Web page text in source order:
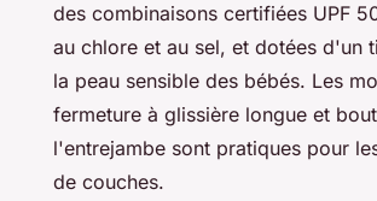
des combinaisons certifiées UPF
au chlore et au sel, et dotées d'un
la peau sensible des bébés. Les
fermeture à glissière longue et
l'entrejambe sont pratiques pour
de couches.